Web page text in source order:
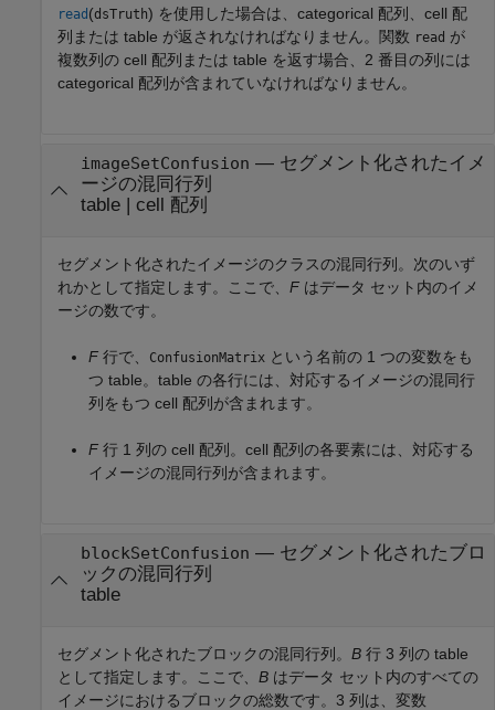
read (dsTruth) を使用した場合は、categorical 配列、cell 配
列または table が返されなければなりません。関数 read が
複数列の cell 配列または table を返す場合、2 番目の列には
categorical 配列が含まれていなければなりません。
imageSetConfusion — セグメント化されたイメ
ージの混同行列
table| cell 配列
セグメント化されたイメージのクラスの混同行列。次のいず
れかとして指定します。ここで、 F はデータ セット内のイメ
ージの数です。
F 行で、 ConfusionMatrix という名前の 1 つの変数をも
つ table。table の各行には、対応するイメージの混同行
列をもつ cell 配列が含まれます。
F 行 1 列の cell 配列。cell 配列の各要素には、対応する
イメージの混同行列が含まれます。
blockSetConfusion — セグメント化されたブロ
ックの混同行列
table
セグメント化されたブロックの混同行列。 B 行 3 列の table
として指定します。ここで、 B はデータ セット内のすべての
イメージにおけるブロックの総数です。3 列は、変数